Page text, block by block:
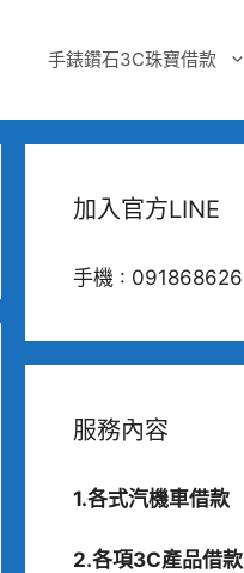
手錶鑽石3C珠寶借款
加入官方LINE
手機 :
服務內容
1.各式汽機車借款
2.各項3C產品借款